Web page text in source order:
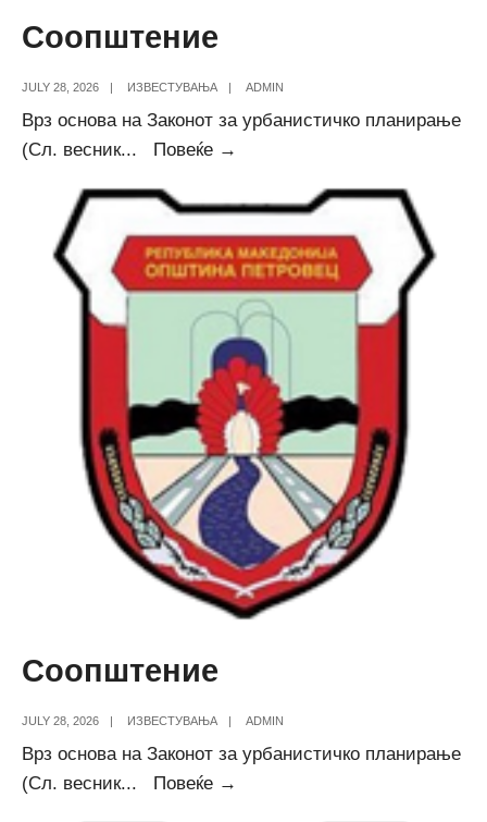
Соопштение
JULY 28, 2026 ИЗВЕСТУВАЊА ADMIN
Врз основа на Законот за урбанистичко планирање
(Сл. весник... Повеќе →
Соопштение
JULY 28, 2026 ИЗВЕСТУВАЊА ADMIN
Врз основа на Законот за урбанистичко планирање
(Сл. весник... Повеќе →